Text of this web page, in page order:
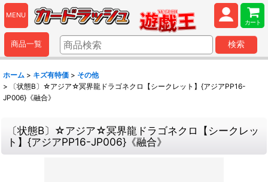
MENU
カート
商品一覧 検索
ホーム > キズ有特価 > その他
>
〔状態B〕☆アジア☆冥界龍ドラゴネクロ【シークレット】{アジアPP16-
JP006}《融合》
〔状態B〕☆アジア☆冥界龍ドラゴネクロ【シークレッ
ト】{アジアPP16-JP006}《融合》